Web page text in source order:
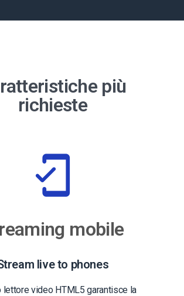
più
richieste
mobile
live to phones
lettore video HTML5 garantisce la